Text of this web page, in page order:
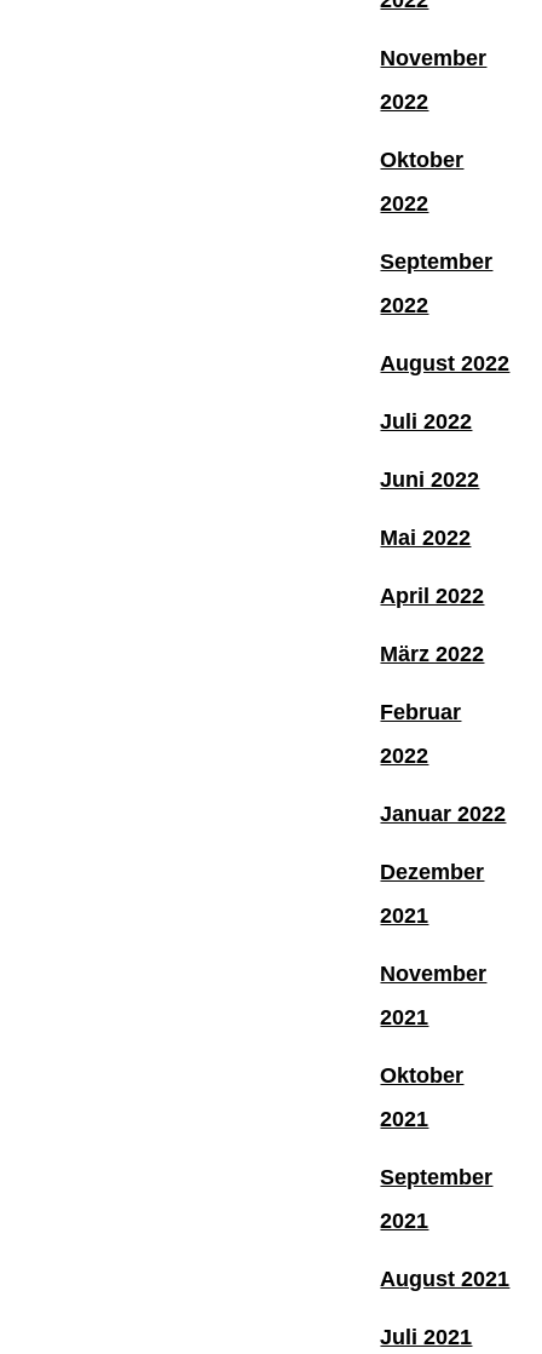
November
2022
Oktober
2022
September
2022
August 2022
Juli 2022
Juni 2022
Mai 2022
April 2022
März 2022
Februar
2022
Januar 2022
Dezember
2021
November
2021
Oktober
2021
September
2021
August 2021
Juli 2021